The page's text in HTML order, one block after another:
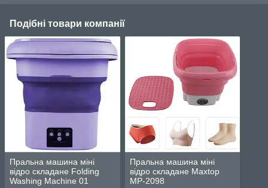
Подібні товари компанії
Пральна машина міні
відро складане Folding
Washing Machine 01
Пральна машина міні
відро складане Maxtop
MP-2098